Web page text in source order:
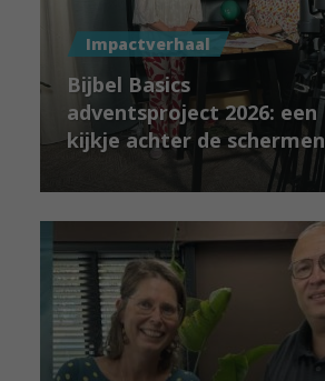
Impactverhaal
Bijbel Basics
adventsproject 2026: een
kijkje achter de schermen